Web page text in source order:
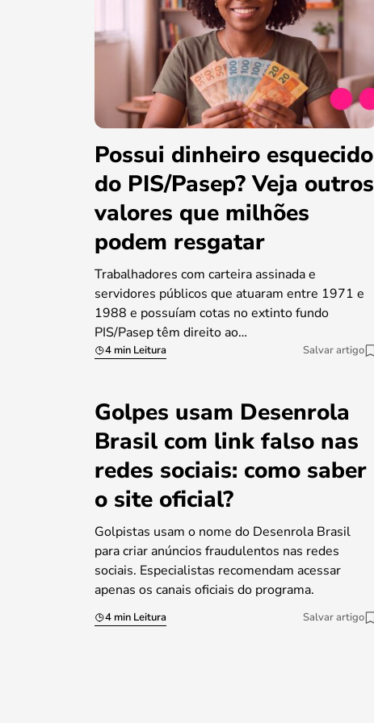
Possui dinheiro esquecido
do PIS/Pasep? Veja outros
valores que milhões
podem resgatar
Trabalhadores com carteira assinada e
servidores públicos que atuaram entre 1971 e
1988 e possuíam cotas no extinto fundo
PIS/Pasep têm direito ao…
4 min Leitura Salvar artigo
Golpes usam Desenrola
Brasil com link falso nas
redes sociais: como saber
o site oficial?
Golpistas usam o nome do Desenrola Brasil
para criar anúncios fraudulentos nas redes
sociais. Especialistas recomendam acessar
apenas os canais oficiais do programa.
4 min Leitura Salvar artigo